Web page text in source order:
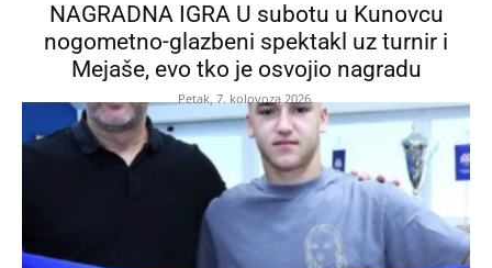
NAGRADNA IGRA U subotu u Kunovcu
nogometno-glazbeni spektakl uz turnir i
Mejaše, evo tko je osvojio nagradu
Petak, 7. kolovoza 2026.